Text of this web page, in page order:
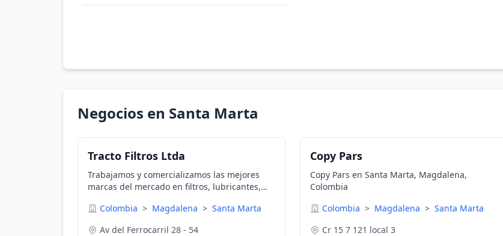
Negocios en Santa Marta
Tracto Filtros Ltda
Trabajamos y comercializamos las mejores
marcas del mercado en filtros, lubricantes,
respaldo y la garantía de una cobertura
Colombia > Magdalena > Santa Marta
Av del Ferrocarril 28 - 54
Copy Pars
Copy Pars en Santa Marta, Magdalena,
Colombia
Colombia > Magdalena > Santa Marta
Cr 15 7 121 local 3